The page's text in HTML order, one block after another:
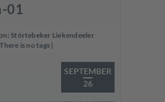
01
Störtebeker Liekendeeler
There is no tags |
SEPTEMBER
26